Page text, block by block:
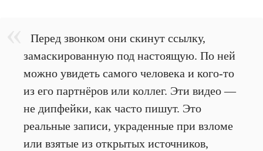
Перед звонком они скинут ссылку,
замаскированную под настоящую. По ней
можно увидеть самого человека и кого-то
из его партнёров или коллег. Эти видео —
не дипфейки, как часто пишут. Это
реальные записи, украденные при взломе
или взятые из открытых источников,